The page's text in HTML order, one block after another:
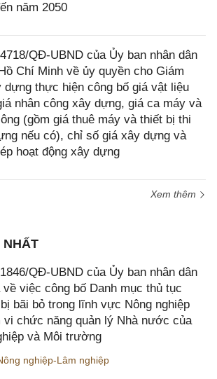
năm 2050
QĐ-UBND của Ủy ban nhân dân
Chí Minh về ủy quyền cho Giám
dựng thực hiện công bố giá vật liệu
nhân công xây dựng, giá ca máy và
(gồm giá thuê máy và thiết bị thi
nếu có), chỉ số giá xây dựng và
hoạt động xây dựng
Xem thêm
NHẤT
QĐ-UBND của Ủy ban nhân dân
việc công bố Danh mục thủ tục
bãi bỏ trong lĩnh vực Nông nghiệp
vi chức năng quản lý Nhà nước của
và Môi trường
nghiệp-Lâm nghiệp